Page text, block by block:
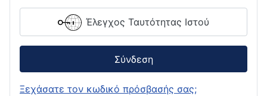
Έλεγχος Ταυτότητας Ιστού
Σύνδεση
Ξεχάσατε τον κωδικό πρόσβασής σας;